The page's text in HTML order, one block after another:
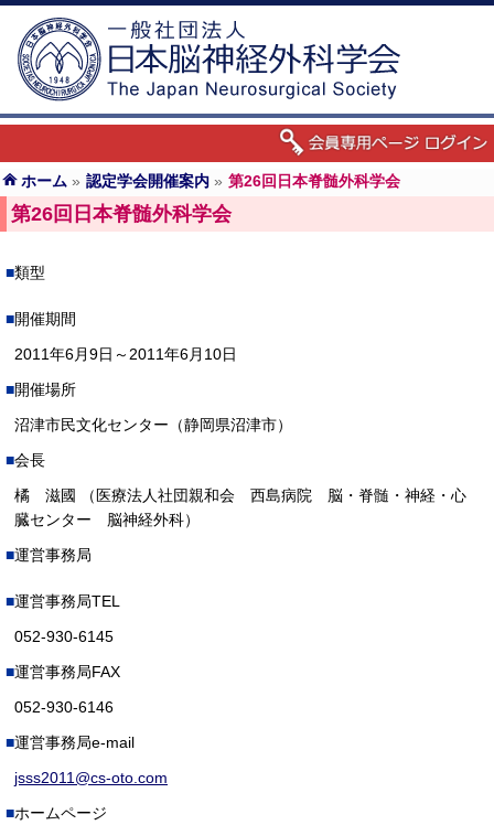
ホーム » 認定学会開催案内 » 第26回日本脊髄外科学会
第26回日本脊髄外科学会
類型
開催期間
2011年6月9日～2011年6月10日
開催場所
沼津市民文化センター（静岡県沼津市）
会長
橘 滋國 （医療法人社団親和会 西島病院 脳・脊髄・神経・心
臓センター 脳神経外科）
運営事務局
運営事務局TEL
052-930-6145
運営事務局FAX
052-930-6146
運営事務局e-mail
jsss2011@cs-oto.com
ホームページ